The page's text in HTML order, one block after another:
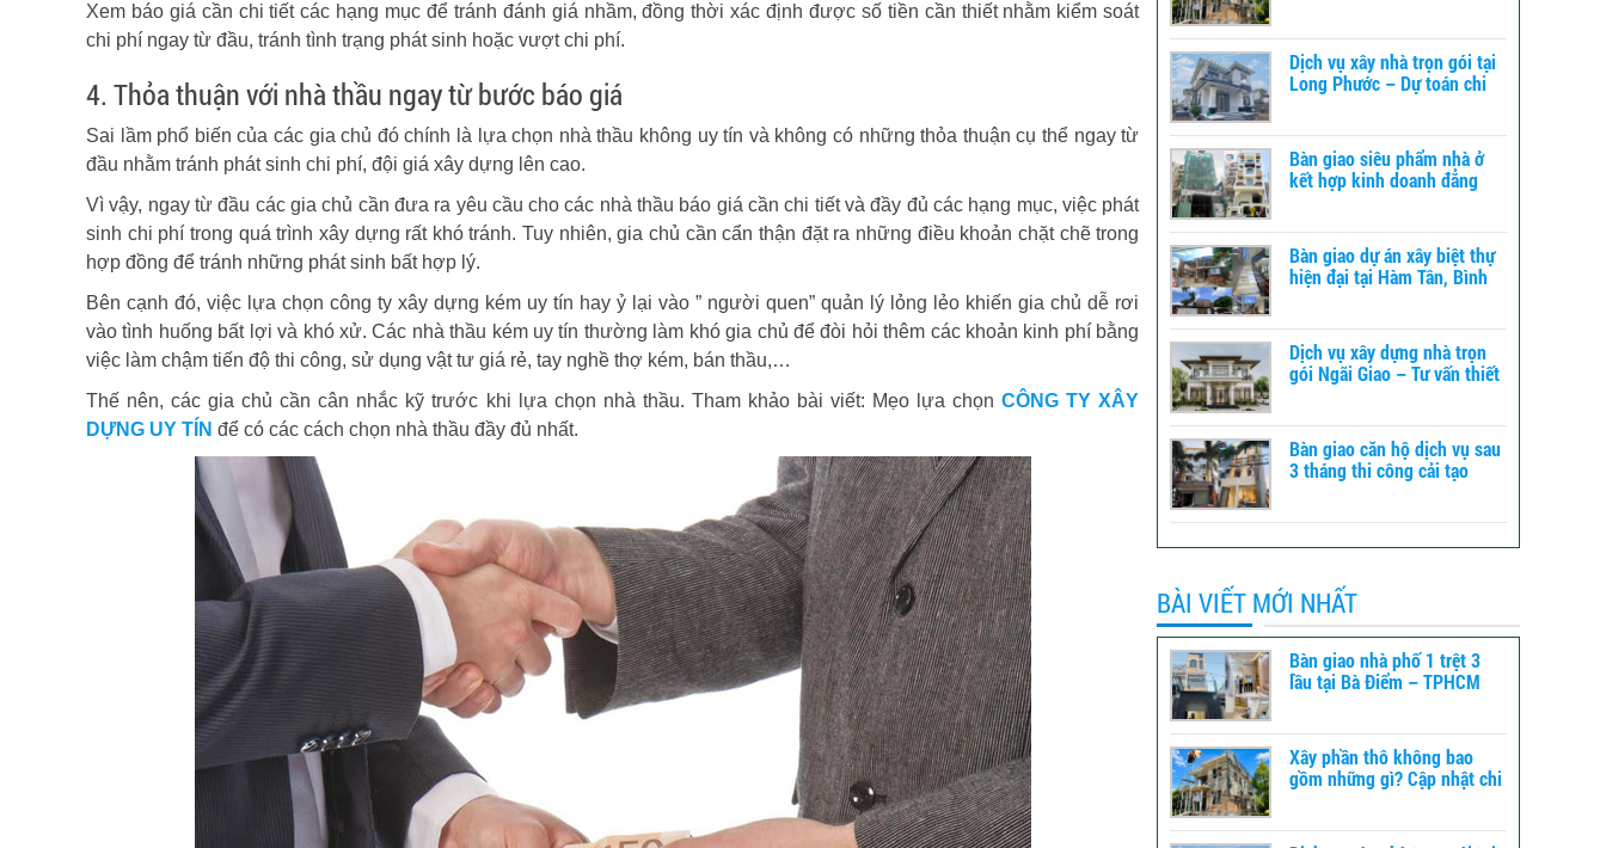
Xem báo giá cần chi tiết các hạng mục để tránh đánh giá nhầm, đồng thời xác định được số tiền cần thiết nhằm kiểm soát
chi phí ngay từ đầu, tránh tình trạng phát sinh hoặc vượt chi phí.
4. Thỏa thuận với nhà thầu ngay từ bước báo giá
Sai lầm phổ biến của các gia chủ đó chính là lựa chọn nhà thầu không uy tín và không có những thỏa thuận cụ thể ngay từ
đầu nhằm tránh phát sinh chi phí, đội giá xây dựng lên cao.
Vì vậy, ngay từ đầu các gia chủ cần đưa ra yêu cầu cho các nhà thầu báo giá cần chi tiết và đầy đủ các hạng mục, việc phát
sinh chi phí trong quá trình xây dựng rất khó tránh. Tuy nhiên, gia chủ cần cẩn thận đặt ra những điều khoản chặt chẽ trong
hợp đồng để tránh những phát sinh bất hợp lý.
Bên cạnh đó, việc lựa chọn công ty xây dựng kém uy tín hay ỷ lại vào ” người quen” quản lý lỏng lẻo khiến gia chủ dễ rơi
vào tình huống bất lợi và khó xử. Các nhà thầu kém uy tín thường làm khó gia chủ để đòi hỏi thêm các khoản kinh phí bằng
việc làm chậm tiến độ thi công, sử dụng vật tư giá rẻ, tay nghề thợ kém, bán thầu,…
Thế nên, các gia chủ cần cân nhắc kỹ trước khi lựa chọn nhà thầu. Tham khảo bài viết: Mẹo lựa chọnCÔNG TY XÂY
DỰNG UY TÍN để có các cách chọn nhà thầu đầy đủ nhất.
Dịch vụ xây nhà trọn gói tại
Long Phước – Dự toán chi
Bàn giao siêu phẩm nhà ở
kết hợp kinh doanh đẳng
Bàn giao dự án xây biệt thự
hiện đại tại Hàm Tân, Bình
Dịch vụ xây dựng nhà trọn
gói Ngãi Giao – Tư vấn thiết
Bàn giao căn hộ dịch vụ sau
3 tháng thi công cải tạo
BÀI VIẾT MỚI NHẤT
Bàn giao nhà phố 1 trệt 3
lầu tại Bà Điểm – TPHCM
Xây phần thô không bao
gồm những gì? Cập nhật chi